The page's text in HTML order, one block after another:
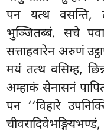
पन यत्थ वसन्ति,
भुञ्जितब्बं. सचे
सत्ताहवारेन अरुणं
मयं तत्थ वसिम्ह,
अम्हाकं सेनासनं
पन ‘‘विहारे